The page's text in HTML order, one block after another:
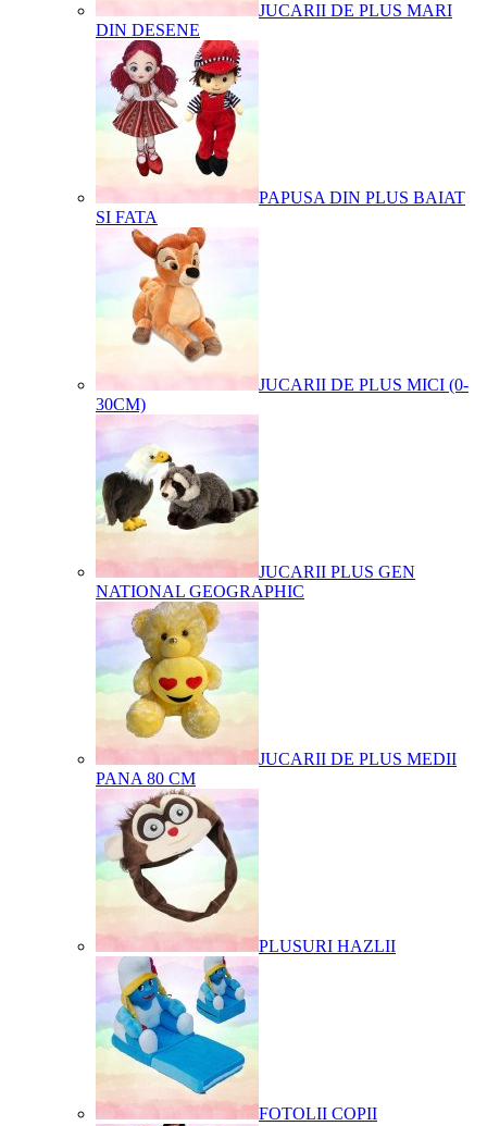
JUCARII DE PLUS MARI
DIN DESENE
PAPUSA DIN PLUS BAIAT
SI FATA
JUCARII DE PLUS MICI (0-
30CM)
JUCARII PLUS GEN
NATIONAL GEOGRAPHIC
JUCARII DE PLUS MEDII
PANA 80 CM
PLUSURI HAZLII
FOTOLII COPII